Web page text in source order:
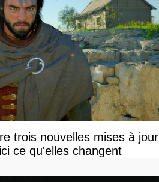
trois nouvelles mises à jour
ce qu'elles changent